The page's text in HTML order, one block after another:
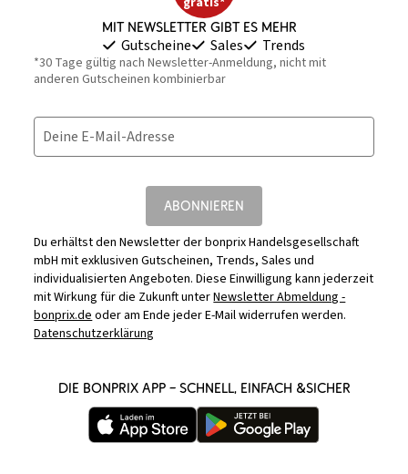
Mit Newsletter gibt es mehr
Gutscheine Sales Trends
*30 Tage gültig nach Newsletter-Anmeldung, nicht mit
anderen Gutscheinen kombinierbar
Deine E-Mail-Adresse
ABONNIEREN
Du erhältst den Newsletter der bonprix Handelsgesellschaft
mbH mit exklusiven Gutscheinen, Trends, Sales und
individualisierten Angeboten. Diese Einwilligung kann jederzeit
mit Wirkung für die Zukunft unterNewsletter Abmeldung -
bonprix.deoder am Ende jeder E-Mail widerrufen werden.
Datenschutzerklärung
DIE BONPRIX APP – SCHNELL, EINFACH &SICHER